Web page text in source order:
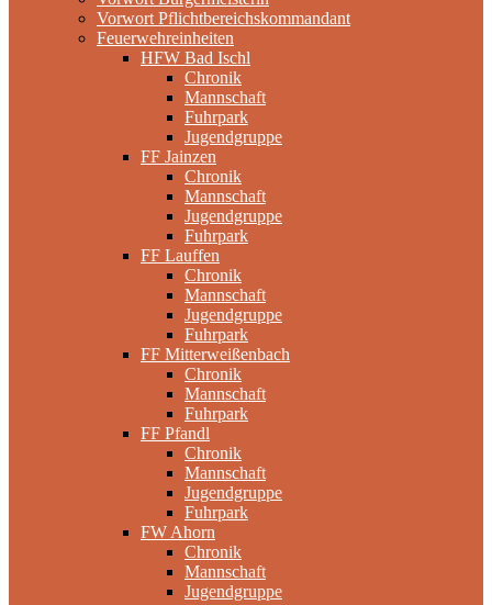
Vorwort Pflichtbereichskommandant
Feuerwehreinheiten
HFW Bad Ischl
Chronik
Mannschaft
Fuhrpark
Jugendgruppe
FF Jainzen
Chronik
Mannschaft
Jugendgruppe
Fuhrpark
FF Lauffen
Chronik
Mannschaft
Jugendgruppe
Fuhrpark
FF Mitterweißenbach
Chronik
Mannschaft
Fuhrpark
FF Pfandl
Chronik
Mannschaft
Jugendgruppe
Fuhrpark
FW Ahorn
Chronik
Mannschaft
Jugendgruppe